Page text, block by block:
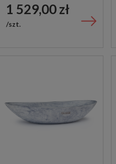
1 529,00 zł
szt.